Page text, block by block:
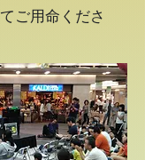
ご用命くださ